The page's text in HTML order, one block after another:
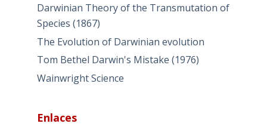
Darwinian Theory of the Transmutation of
Species (1867)
The Evolution of Darwinian evolution
Tom Bethel Darwin's Mistake (1976)
Wainwright Science
Enlaces